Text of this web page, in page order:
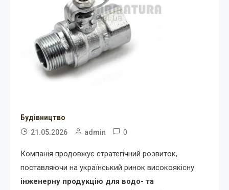
Будівництво
21.05.2026
admin 0
Компанія продовжує стратегічний розвиток,
поставляючи на український ринок високоякісну
інженерну продукцію для водо- та